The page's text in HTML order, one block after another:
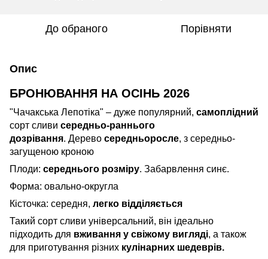
До обраного Порівняти
Опис
БРОНЮВАННЯ НА ОСІНЬ 2026
"Чачакська Лепотіка" – дуже популярний, самоплідний
сорт сливи середньо-раннього
дозрівання. Дерево середньоросле, з середньо-
загущеною кроною
Плоди: середнього розміру. Забарвлення синє.
Форма: овально-округла
Кісточка: середня, легко відділяється
Такий сорт сливи універсальний, він ідеально
підходить для вживання у свіжому вигляді, а також
для приготування різних кулінарних шедеврів.